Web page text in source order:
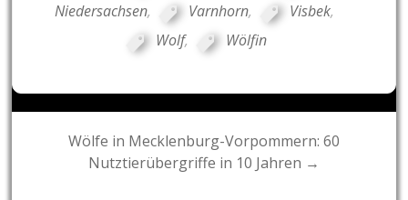
Niedersachsen, Varnhorn, Visbek,
Wolf, Wölfin
Post
navigation
Wölfe in Mecklenburg-Vorpommern: 60
Nutztierübergriffe in 10 Jahren →